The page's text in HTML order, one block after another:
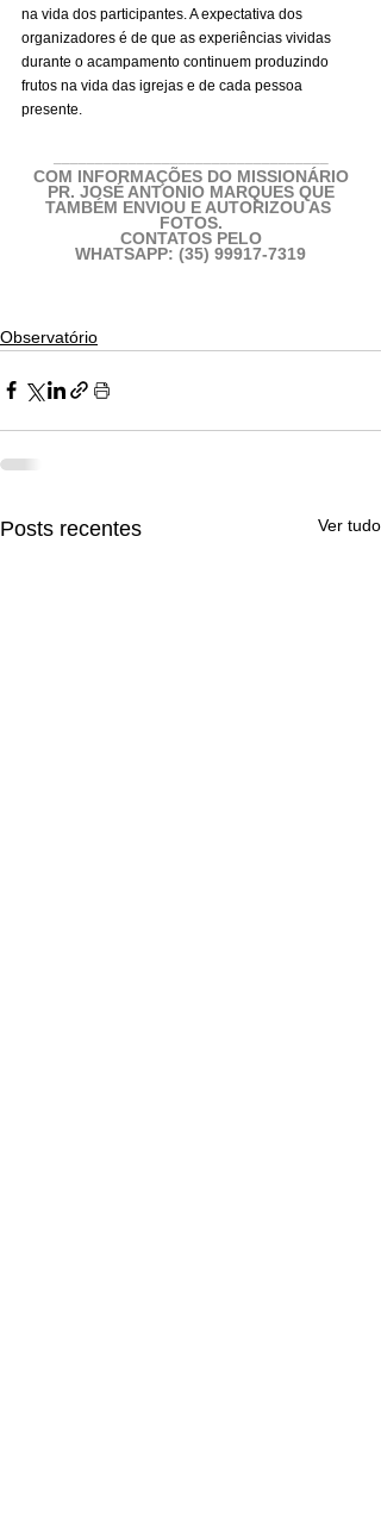
na vida dos participantes. A expectativa dos
organizadores é de que as experiências vividas
durante o acampamento continuem produzindo
frutos na vida das igrejas e de cada pessoa
presente.
COM INFORMAÇÕES DO MISSIONÁRIO
PR. JOSÉ ANTONIO MARQUES QUE
TAMBÉM ENVIOU E AUTORIZOU AS
FOTOS.
CONTATOS PELO
WHATSAPP: (35) 99917-7319
Observatório
Posts recentes Ver tudo